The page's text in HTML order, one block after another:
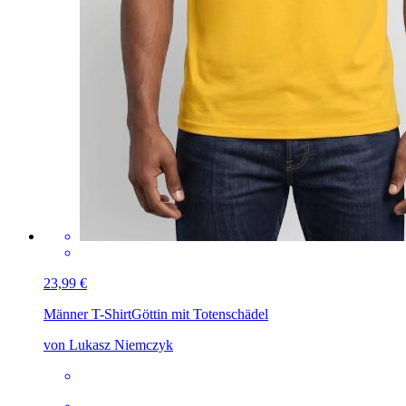
23,99 €
Männer T-ShirtGöttin mit Totenschädel
von Lukasz Niemczyk